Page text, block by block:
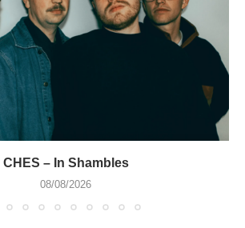
CHES – In Shambles
08/08/2026